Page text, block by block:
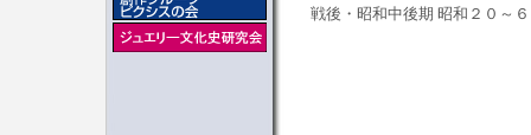
戦後・昭和中後期 昭和２０～